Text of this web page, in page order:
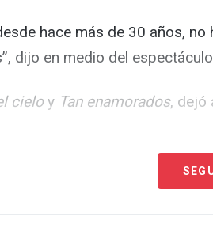
hace más de 30 años,
dijo en medio del
cieloy Tan enamorados, dejó